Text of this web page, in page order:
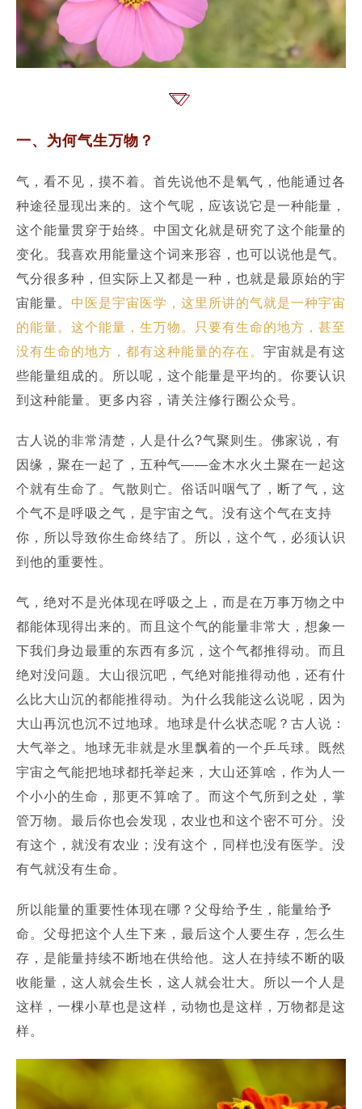
一、为何气生万物？
气，看不见，摸不着。首先说他不是氧气，他能通过各
种途径显现出来的。这个气呢，应该说它是一种能量，
这个能量贯穿于始终。中国文化就是研究了这个能量的
变化。我喜欢用能量这个词来形容，也可以说他是气。
气分很多种，但实际上又都是一种，也就是最原始的宇
宙能量。 中医是宇宙医学，这里所讲的气就是一种宇宙
的能量。这个能量，生万物。只要有生命的地方，甚至
没有生命的地方，都有这种能量的存在。 宇宙就是有这
些能量组成的。所以呢，这个能量是平均的。你要认识
到这种能量。更多内容，请关注修行圈公众号。
古人说的非常清楚，人是什么?气聚则生。 佛家说，有
因缘，聚在一起了，五种气——金木水火土聚在一起这
个就有生命了。 气散则亡。 俗话叫咽气了，断了气，这
个气不是呼吸之气，是宇宙之气。 没有这个气在支持
你，所以导致你生命终结了。
所以，这个气，必须认识
到他的重要性。
气，绝对不是光体现在呼吸之上，而是在万事万物之中
都能体现得出来的。 而且这个气的能量非常大，想象一
下我们身边最重的东西有多沉，这个气都推得动。 而且
绝对没问题。 大山很沉吧，气绝对能推得动他，还有什
么比大山沉的都能推得动。 为什么我能这么说呢，因为
大山再沉也沉不过地球。 地球是什么状态呢？ 古人说：
大气举之。 地球无非就是水里飘着的一个乒乓球。
既然
宇宙之气能把地球都托举起来，大山还算啥，作为人一
个小小的生命，那更不算啥了。 而这个气所到之处，掌
管万物。 最后你也会发现，农业也和这个密不可分。 没
有这个，就没有农业； 没有这个，同样也没有医学。 没
有气就没有生命。
所以能量的重要性体现在哪？ 父母给予生，能量给予
命。 父母把这个人生下来，最后这个人要生存，怎么生
存，是能量持续不断地在供给他。 这人在持续不断的吸
收能量，这人就会生长，这人就会壮大。
所以一个人是
这样，一棵小草也是这样，动物也是这样，万物都是这
样。